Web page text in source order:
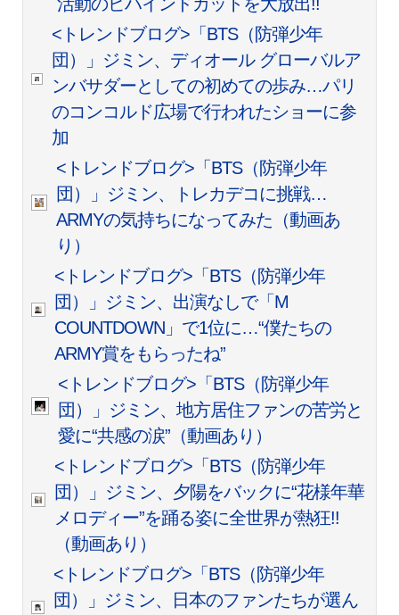
<トレンドブログ>「BTS（防弾少年
団）」ジミン、ディオール グローバルア
ンバサダーとしての初めての歩み…パリ
のコンコルド広場で行われたショーに参
加
<トレンドブログ>「BTS（防弾少年
団）」ジミン、トレカデコに挑戦…
ARMYの気持ちになってみた（動画あ
り）
<トレンドブログ>「BTS（防弾少年
団）」ジミン、出演なしで「M
COUNTDOWN」で1位に…“僕たちの
ARMY賞をもらったね”
<トレンドブログ>「BTS（防弾少年
団）」ジミン、地方居住ファンの苦労と
愛に“共感の涙”（動画あり）
<トレンドブログ>「BTS（防弾少年
団）」ジミン、夕陽をバックに“花様年華
メロディー”を踊る姿に全世界が熱狂!!
（動画あり）
<トレンドブログ>「BTS（防弾少年
団）」ジミン、日本のファンたちが選ん